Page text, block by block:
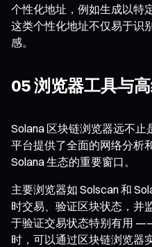
个性化地址，例如生成以特
这类个性化地址不仅易于识
感。
05 浏览器工具与
Solana 区块链浏览器远不
平台提供了全面的网络分析
Solana 生态的重要窗口。
主要浏览器如 Solscan 和
时交易、验证区块状态，并
于验证交易状态特别有用
时，可以通过区块链浏览器